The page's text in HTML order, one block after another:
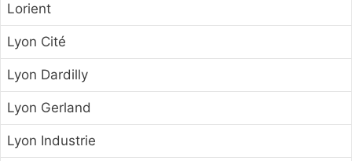
Lorient
Lyon Cité
Lyon Dardilly
Lyon Gerland
Lyon Industrie